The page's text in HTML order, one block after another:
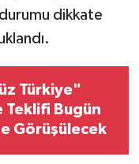
dikkate
Türkiye"
Teklifi Bugün
Görüşülecek